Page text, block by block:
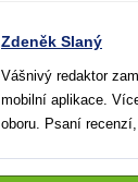
Zdeněk Slaný
Vášnivý redaktor
mobilní aplikace.
oboru. Psaní
pomáhají čtenářům